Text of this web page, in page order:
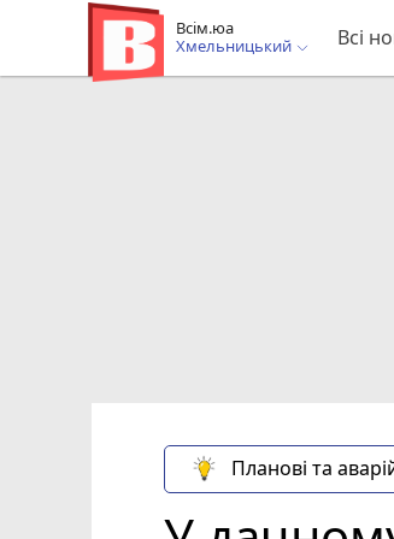
Всім.юа
Хмельницький
Всі
Планові та